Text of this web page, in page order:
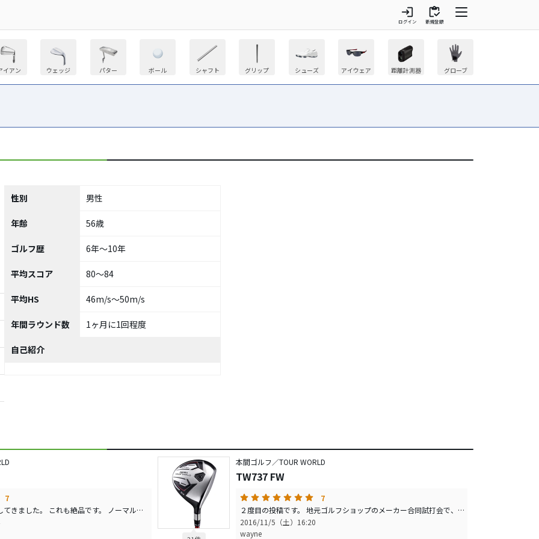
login
ログイン
inventory
新規登録
イアン ウェッジ パター ボール シャフト グリップ シューズ アイウェア 距離計測器 グローブ
性別 男性
年齢 56歳
ゴルフ歴 6年～10年
平均スコア 80～84
平均HS 46m/s～50m/s
年間ラウンド数 1ヶ月に1回程度
自己紹介
7
こちらも試打会で試打してきました。 これも絶品です。 ノーマルタイプより強弾道。その分ランが出る感じ。 それでも十分上がりますが… ＨＳが速くて吹けてしまうという方には良いでしょう。 ノーマルタイプ同様 Ｍ２やＸ１６でカスタムシャフトにするくらいなら コチラの方がコストパフォーマンス、打感、簡単さ、飛距離、安定性… どれをとっても優れていると思います。
本間ゴルフ／TOUR WORLD
TW737 FW
7
２度目の投稿です。 地元ゴルフショップのメーカー合同試打会で、 また試打し評価が一変しました。 これは絶品！名器だと思います。 上がるし、初速も出ました。 ＦＷが苦手で３Ｗなんて持ってもいませんでしたが、 自分でもほれぼれする球が連発です。 直打ちで手持ちのＤＲと同じ飛距離です。 打感が良くてゾクゾクしたことはありますが自分の弾道を見て ゾクゾクしたのは初めてです。 Ｍ２にしようかＸＲ１６にしようか… 試打会に行った目的とは裏腹に、これで決まりました。 打感も良く、易しいですから
2016/11/5（土）16:20
wayne